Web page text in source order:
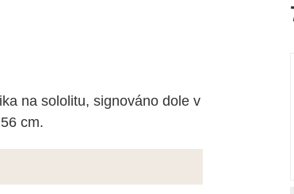
na sololitu, signováno dole v
cm.